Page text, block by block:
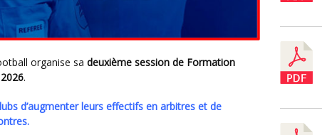
organise sa deuxième session de Formation
.